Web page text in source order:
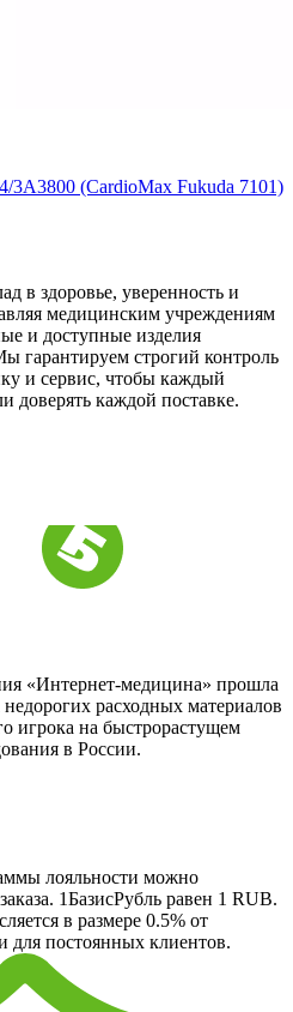
3A3800 (CardioMax Fukuda 7101)
в здоровье, уверенность и
медицинским учреждениям
и доступные изделия
гарантируем строгий контроль
и сервис, чтобы каждый
доверять каждой поставке.
«Интернет-медицина» прошла
расходных материалов
игрока на быстрорастущем
в России.
лояльности можно
1БазисРубль равен 1 RUB.
в размере 0.5% от
постоянных клиентов.